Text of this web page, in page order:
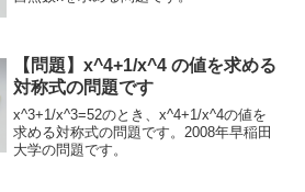
【問題】x^4+1/x^4 の値を求める
対称式の問題です
x^3+1/x^3=52のとき、x^4+1/x^4の値を
求める対称式の問題です。2008年早稲田
大学の問題です。